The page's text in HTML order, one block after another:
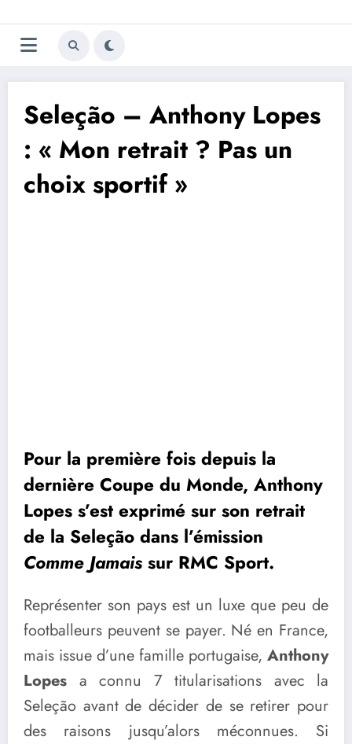
au
contenu
Trivela
L'actualité du football
Seleção – Anthony Lopes
: « Mon retrait ? Pas un
choix sportif »
Pour la première fois depuis la
dernière Coupe du Monde, Anthony
Lopes s’est exprimé sur son retrait
de la Seleção dans l’émission
Comme Jamais sur RMC Sport.
Représenter son pays est un luxe que peu de
footballeurs peuvent se payer. Né en France,
mais issue d’une famille portugaise, Anthony
Lopes a connu 7 titularisations avec la
Seleção avant de décider de se retirer pour
des raisons jusqu’alors méconnues. Si